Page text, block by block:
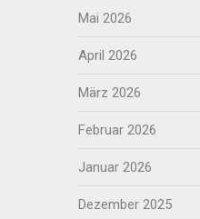
Mai 2026
April 2026
März 2026
Februar 2026
Januar 2026
Dezember 2025